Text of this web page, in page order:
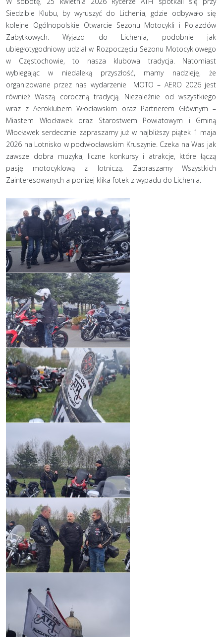
Siedzibie Klubu, by wyruszyć do Lichenia, gdzie odbywało się
kolejne Ogólnopolskie Otwarcie Sezonu Motocykli i Pojazdów
Zabytkowych. Wyjazd do Lichenia, podobnie jak
ubiegłotygodniowy udział w Rozpoczęciu Sezonu Motocyklowego
w Częstochowie, to nasza klubowa tradycja. Natomiast
wybiegając w niedaleką przyszłość, mamy nadzieję, że
organizowane przez nas wydarzenie MOTO – AERO 2026 jest
również Waszą coroczną tradycją. Niezależnie od wszystkiego
wraz z Aeroklubem Włocławskim oraz Partnerem Głównym –
Miastem Włocławek oraz Starostwem Powiatowym i Gminą
Włocławek serdecznie zapraszamy już w najbliższy piątek 1 maja
2026 na Lotnisko w podwłocławskim Kruszynie. Czeka na Was jak
zawsze dobra muzyka, liczne konkursy i atrakcje, które łączą
pasję motocyklową z lotniczą. Zapraszamy Wszystkich
Zainteresowanych a poniżej klika fotek z wypadu do Lichenia.